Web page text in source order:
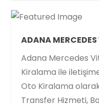
ADANA
Adana Mercedes
Kiralama ile
Oto Kiralama
Transfer Hizmeti,